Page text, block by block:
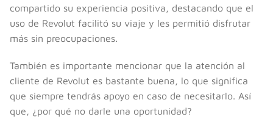
compartido su experiencia positiva, destacando que el
uso de Revolut facilitó su viaje y les permitió disfrutar
más sin preocupaciones.
También es importante mencionar que la atención al
cliente de Revolut es bastante buena, lo que significa
que siempre tendrás apoyo en caso de necesitarlo. Así
que, ¿por qué no darle una oportunidad?